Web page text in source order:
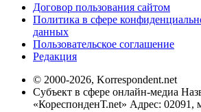
Договор пользования сайтом
Политика в сфере
данных
Пользовательское соглашение
Редакция
© 2000-2026, Korrespondent.net
Субъект в сфере онлайн-медиа
«КореспонденТ.net» Адрес: 02091,